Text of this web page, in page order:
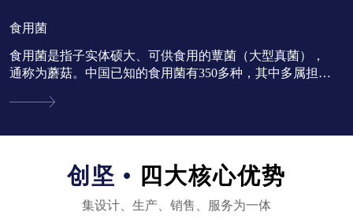
食用菌
食用菌是指子实体硕大、可供食用的蕈菌（大型真菌），
通称为蘑菇。中国已知的食用菌有350多种，其中多属担子
创坚 • 四大核心优势
集设计、生产、销售、服务为一体